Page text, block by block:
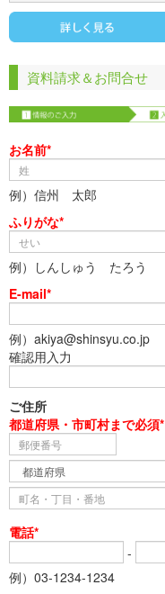
資料請求＆お問合せ
お名前*
例）信州 太郎
ふりがな*
例）しんしゅう たろう
E-mail*
例）akiya@shinsyu.co.jp
確認用入力
ご住所
都道府県・市町村まで必須*
電話*
-
例）03-1234-1234